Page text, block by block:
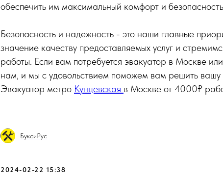
обеспечить им максимальный комфорт и
Безопасность и надежность - это наши главные
значение качеству предоставляемых услуг и
работы. Если вам потребуется эвакуатор в Москве
нам, и мы с удовольствием поможем вам решить вашу
Эвакуатор метро Кунцевская в Москве от 4000₽
БуксиРус
2024-02-22 15:38